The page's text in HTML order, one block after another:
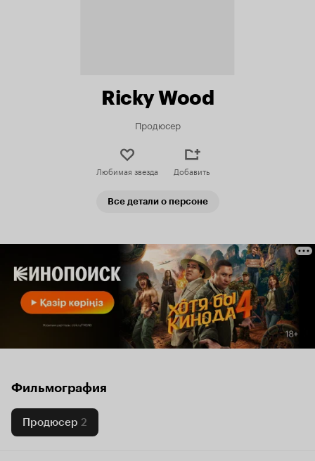
Ricky Wood
Продюсер
Любимая звезда Добавить
Все детали о персоне
Фильмография
Продюсер 2